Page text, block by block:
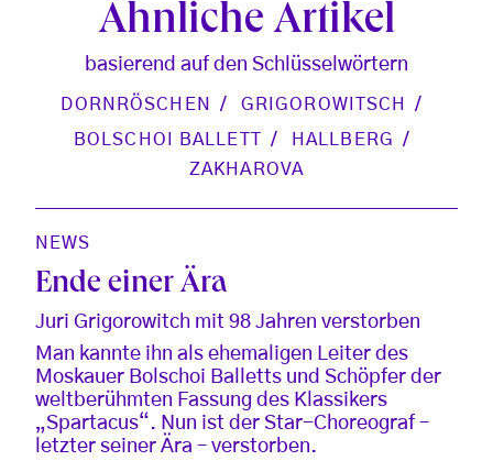
Ähnliche Artikel
basierend auf den Schlüsselwörtern
DORNRÖSCHEN
GRIGOROWITSCH
BOLSCHOI BALLETT
HALLBERG
ZAKHAROVA
NEWS
Ende einer Ära
Juri Grigorowitch mit 98 Jahren verstorben
Man kannte ihn als ehemaligen Leiter des
Moskauer Bolschoi Balletts und Schöpfer der
weltberühmten Fassung des Klassikers
„Spartacus“. Nun ist der Star-Choreograf –
letzter seiner Ära – verstorben.